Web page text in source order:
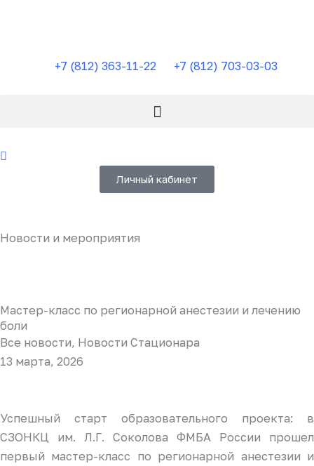
+7 (812) 363-11-22
+7 (812) 703-03-03
Личный кабинет
Новости и мероприятия
Мастер-класс по регионарной анестезии и лечению
боли
Все новости, Новости Стационара
13 марта, 2026
Успешный старт образовательного проекта: в
СЗОНКЦ им. Л.Г. Соколова ФМБА России прошел
первый мастер-класс по регионарной анестезии и